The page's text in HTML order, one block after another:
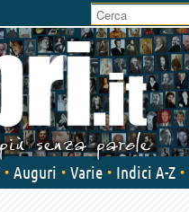
Auguri Varie Indici A-Z